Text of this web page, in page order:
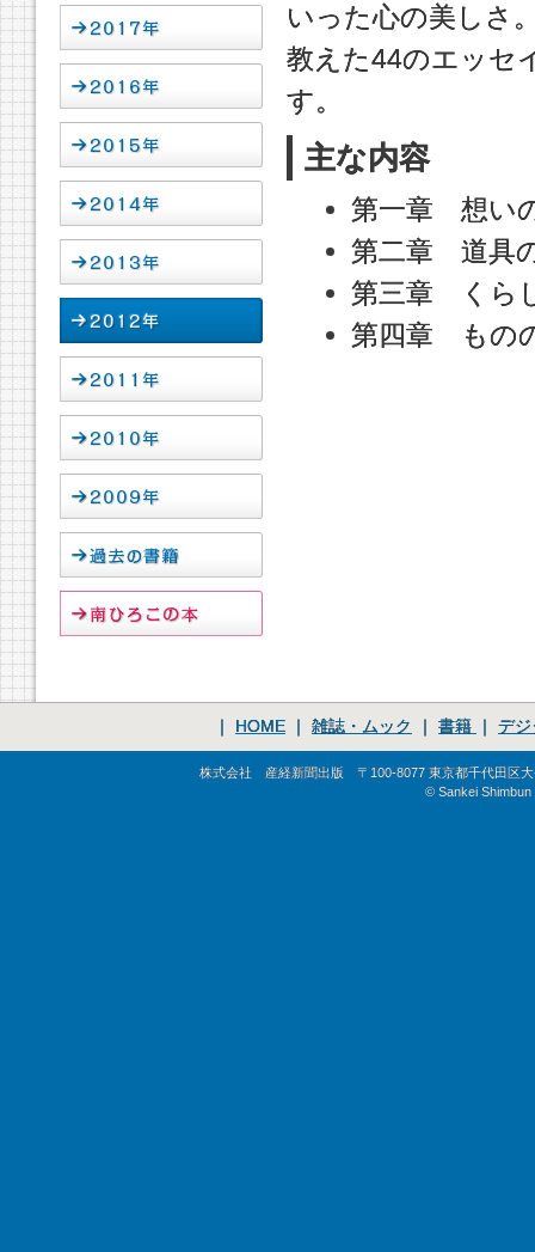
いった心の美しさ
教えた44のエッセ
す。
主な内容
第一章 想い
第二章 道具
第三章 くら
第四章 もの
｜ HOME ｜ 雑誌・ムック ｜ 書籍 ｜ デ
株式会社 産経新聞出版 〒100-8077 東京都千代田区
© Sankei Shimbun